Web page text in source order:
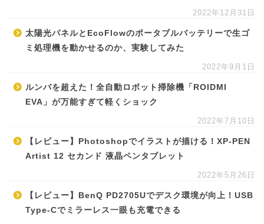
2022年12月31日
太陽光パネルとEcoFlowのポータブルバッテリーで生ゴ
ミ処理機を動かせるのか、実験してみた
2022年9月1日
ルンバを超えた！全自動ロボット掃除機「ROIDMI
EVA」が万能すぎて軽くショック
2022年7月10日
【レビュー】Photoshopでイラストが描ける！XP-PEN
Artist 12 セカンド 液晶ペンタブレット
2022年5月26日
【レビュー】BenQ PD2705Uでデスク環境が向上！USB
Type-Cでミラーレス一眼も充電できる